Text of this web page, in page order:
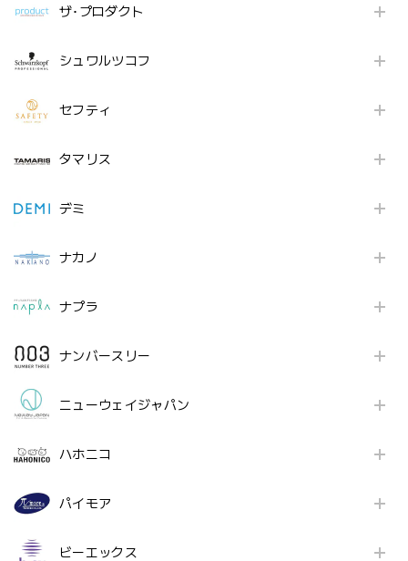
ザ･プロダクト
シュワルツコフ
セフティ
タマリス
デミ
ナカノ
ナプラ
ナンバースリー
ニューウェイジャパン
ハホニコ
パイモア
ビーエックス